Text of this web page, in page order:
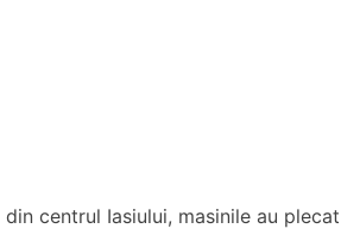
centrul Iasiului, masinile au